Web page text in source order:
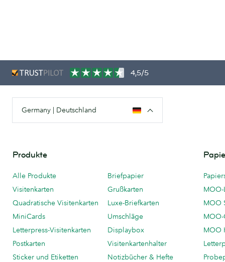
4,5/5
Germany | Deutschland
Produkte
Alle Produkte
Visitenkarten
Quadratische Visitenkarten
MiniCards
Letterpress-Visitenkarten
Postkarten
Sticker und Etiketten
Briefpapier
Grußkarten
Luxe-Briefkarten
Umschläge
Displaybox
Visitenkartenhalter
Notizbücher & Hefte
MOO-
MOO
MOO